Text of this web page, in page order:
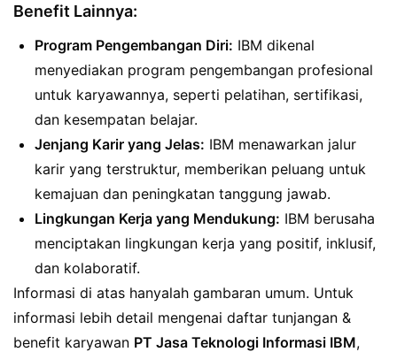
Benefit Lainnya:
Program Pengembangan Diri: IBM dikenal
menyediakan program pengembangan profesional
untuk karyawannya, seperti pelatihan, sertifikasi,
dan kesempatan belajar.
Jenjang Karir yang Jelas: IBM menawarkan jalur
karir yang terstruktur, memberikan peluang untuk
kemajuan dan peningkatan tanggung jawab.
Lingkungan Kerja yang Mendukung: IBM berusaha
menciptakan lingkungan kerja yang positif, inklusif,
dan kolaboratif.
Informasi di atas hanyalah gambaran umum. Untuk
informasi lebih detail mengenai daftar tunjangan &
benefit karyawan PT Jasa Teknologi Informasi IBM,